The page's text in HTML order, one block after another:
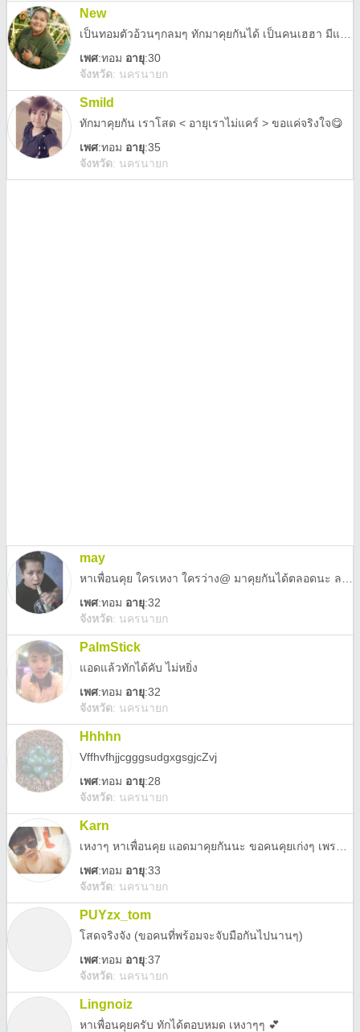
New
เพศ:ทอม อายุ:30
จังหวัด: นครนายก
Smild
ทักมาคุยกัน เราโสด < อายุเราไม่แคร์ > ขอแค่จริงใจ😋
เพศ:ทอม อายุ:35
จังหวัด: นครนายก
may
เพศ:ทอม อายุ:32
จังหวัด: นครนายก
PalmStick
แอดแล้วทักได้คับ ไม่หยิ่ง
เพศ:ทอม อายุ:32
จังหวัด: นครนายก
Hhhhn
VffhvfhjjcgggsudgxgsgjcZvj
เพศ:ทอม อายุ:28
จังหวัด: นครนายก
Karn
เพศ:ทอม อายุ:33
จังหวัด: นครนายก
PUYzx_tom
โสดจริงจัง (ขอคนที่พร้อมจะจับมือกันไปนานๆ)
เพศ:ทอม อายุ:37
จังหวัด: นครนายก
Lingnoiz
หาเพื่อนคุยครับ ทักได้ตอบหมด เหงาๆๆ 💕